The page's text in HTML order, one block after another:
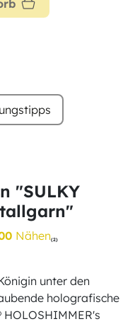
"SULKY
Nähen(2)
unter den
holografische
HOLOSHIMMER's